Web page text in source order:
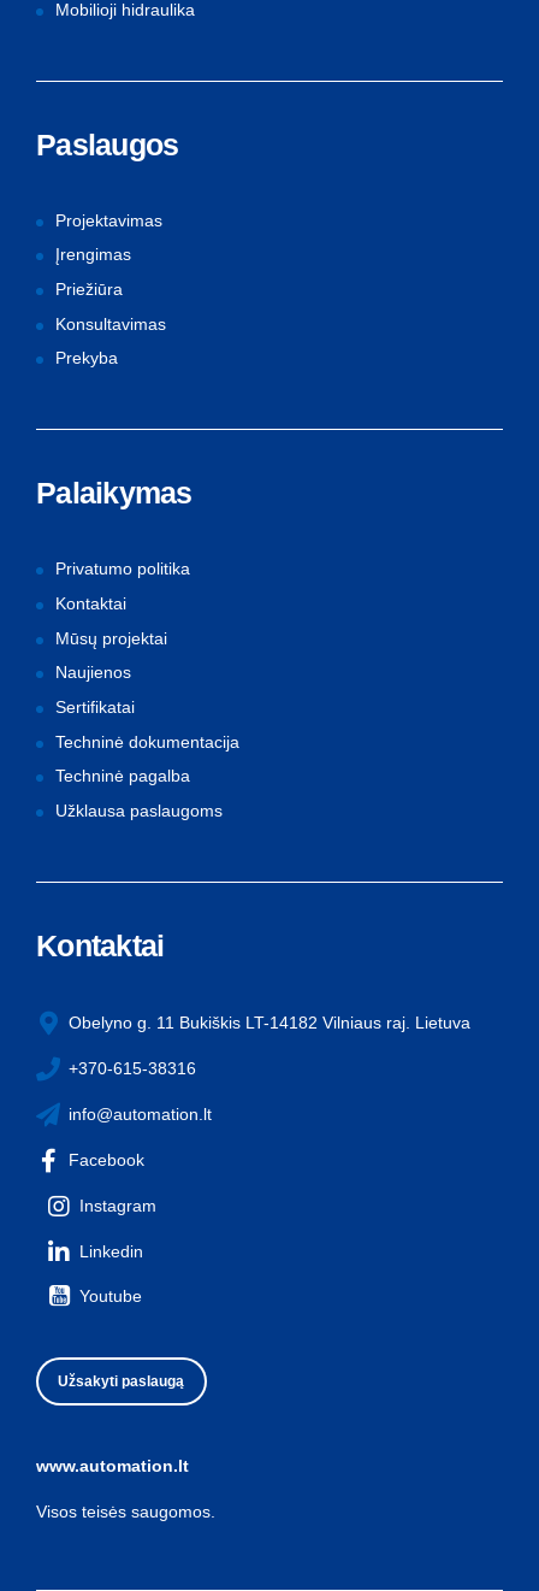
Mobilioji hidraulika
Paslaugos
Projektavimas
Įrengimas
Priežiūra
Konsultavimas
Prekyba
Palaikymas
Privatumo politika
Kontaktai
Mūsų projektai
Naujienos
Sertifikatai
Techninė dokumentacija
Techninė pagalba
Užklausa paslaugoms
Kontaktai
Obelyno g. 11 Bukiškis LT-14182 Vilniaus raj. Lietuva
+370-615-38316
info@automation.lt
Facebook
Instagram
Linkedin
Youtube
Užsakyti paslaugą
www.automation.lt
Visos teisės saugomos.